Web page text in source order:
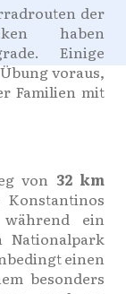
der
haben
Einige
voraus,
Familien mit
von 32 km
ein
einen
besonders